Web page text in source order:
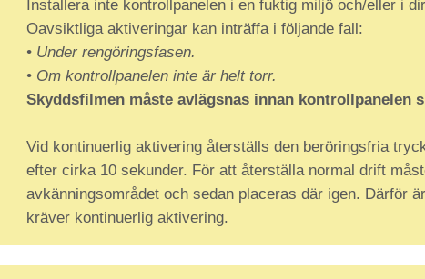
Installera inte kontrollpanelen i en fuktig miljö och/eller i
Oavsiktliga aktiveringar kan inträffa i följande fall:
• Under rengöringsfasen.
• Om kontrollpanelen inte är helt torr.
Skyddsfilmen måste avlägsnas innan kontrollpanelen
Vid kontinuerlig aktivering återställs den beröringsfria
efter cirka 10 sekunder. För att återställa normal drift
avkänningsområdet och sedan placeras där igen. Därför
kräver kontinuerlig aktivering.